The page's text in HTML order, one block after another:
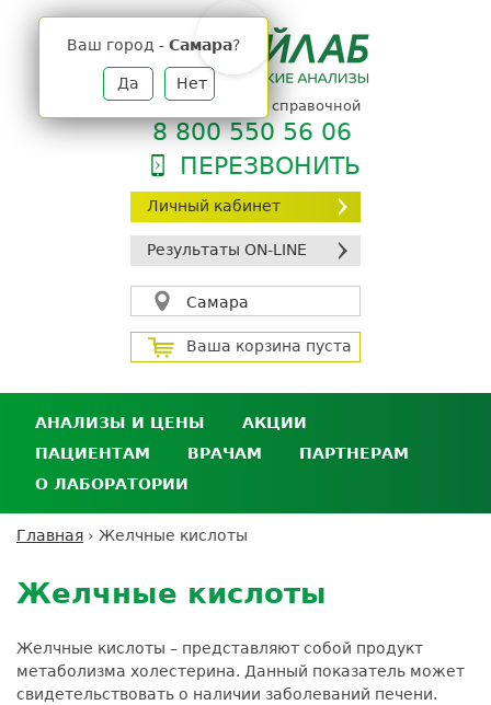
Личный кабинет
Результаты ON-LINE
Самара
Ваш город - Самара?
Да Нет
Ваша корзина пуста
телефон единой справочной
8 800 550 56 06
ПЕРЕЗВОНИТЬ
АНАЛИЗЫ И ЦЕНЫ
Анализы и цены
Где сдать анализы
Выезд на дом
Расшифровка анализов
АКЦИИ
ПАЦИЕНТАМ
Личный кабинет пациента
Дисконтная программа
Обратная связь
безопасности пациентов
Налоговый вычет
ВРАЧАМ
лабораторию
ПАРТНЕРАМ
кабинет
Экскурсия в
О ЛАБОРАТОРИИ
Вакансии
здесь
Главная › Желчные кислоты
to
top
Желчные кислоты
Желчные кислоты – представляют собой продукт
метаболизма холестерина. Данный показатель может
свидетельствовать о наличии заболеваний печени.